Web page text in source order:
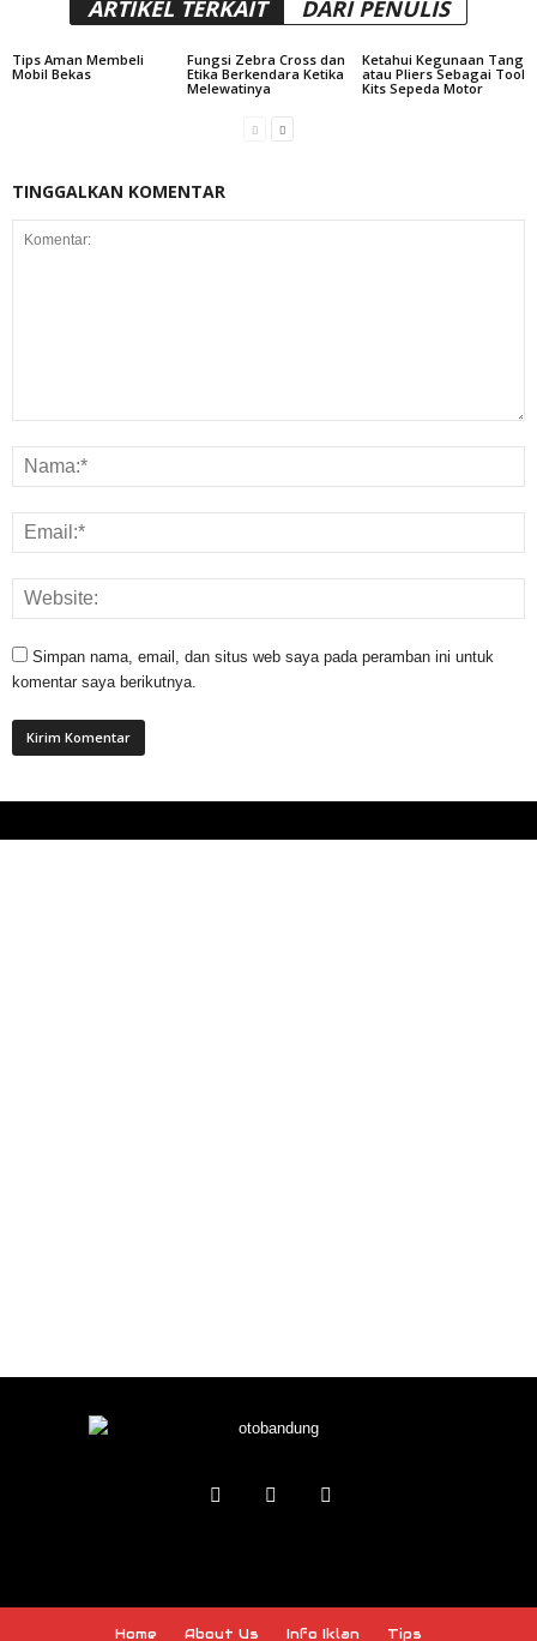
ARTIKEL TERKAIT DARI PENULIS
Tips Aman Membeli
Mobil Bekas
Fungsi Zebra Cross dan
Etika Berkendara Ketika
Melewatinya
Ketahui Kegunaan Tang
atau Pliers Sebagai Tool
Kits Sepeda Motor
TINGGALKAN KOMENTAR
Simpan nama, email, dan situs web saya pada peramban ini untuk
komentar saya berikutnya.
Home About Us Info Iklan Tips